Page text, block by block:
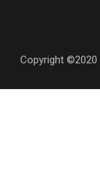
Copyright ©2020